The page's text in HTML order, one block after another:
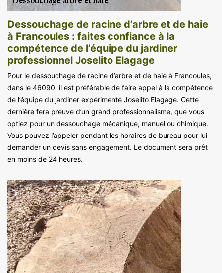
Dessouchage de racine d’arbre et de haie
à Francoules : faites confiance à la
compétence de l’équipe du jardiner
professionnel Joselito Elagage
Pour le dessouchage de racine d’arbre et de haie à Francoules,
dans le 46090, il est préférable de faire appel à la compétence
de l’équipe du jardiner expérimenté Joselito Elagage. Cette
dernière fera preuve d’un grand professionnalisme, que vous
optiez pour un dessouchage mécanique, manuel ou chimique.
Vous pouvez l’appeler pendant les horaires de bureau pour lui
demander un devis sans engagement. Le document sera prêt
en moins de 24 heures.